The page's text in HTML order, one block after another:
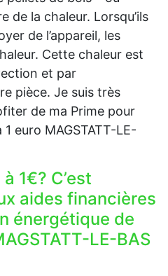
de la chaleur. Lorsqu’ils
de l’appareil, les
Cette chaleur est
et par
pièce. Je suis très
de ma Prime pour
euro MAGSTATT-LE-
1€? C’est
aides financières
énergétique de
LE-BAS